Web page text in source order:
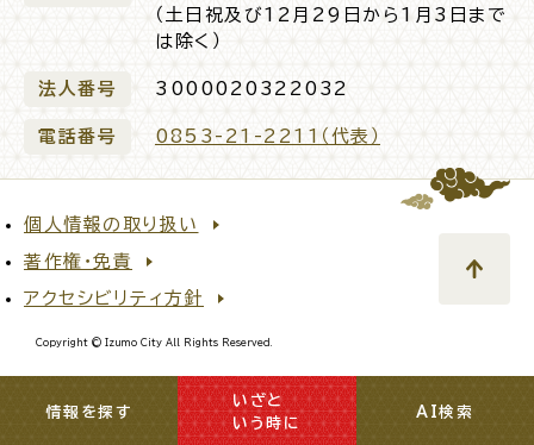
出雲新話2030
出雲市総合振興計画
市役所へのアクセス
閉じる
情報を探す
いざと
いう時に
AI検索
（土日祝及び12月29日から1月3日まで
は除く）
法人番号 3000020322032
電話番号 0853-21-2211（代表）
個人情報の取り扱い
著作権・免責
アクセシビリティ方針
Copyright © Izumo City All Rights Reserved.